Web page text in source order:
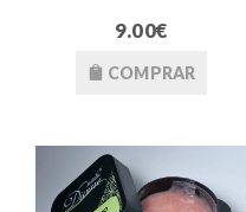
9.00€
COMPRAR